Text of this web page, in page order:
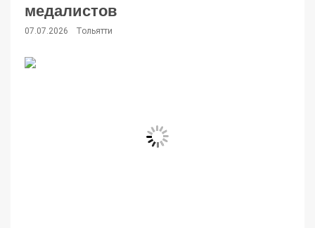
медалистов
07.07.2026 Тольятти